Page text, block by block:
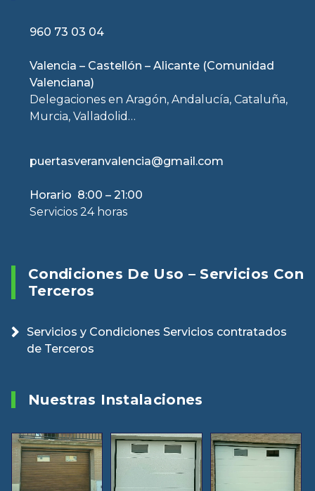
960 73 03 04
Valencia – Castellón – Alicante (Comunidad
Valenciana)
Delegaciones en Aragón, Andalucía, Cataluña,
Murcia, Valladolid…
puertasveranvalencia@gmail.com
Horario 8:00 – 21:00
Servicios 24 horas
Condiciones De Uso – Servicios Con
Terceros
Servicios y Condiciones Servicios contratados
de Terceros
Nuestras Instalaciones